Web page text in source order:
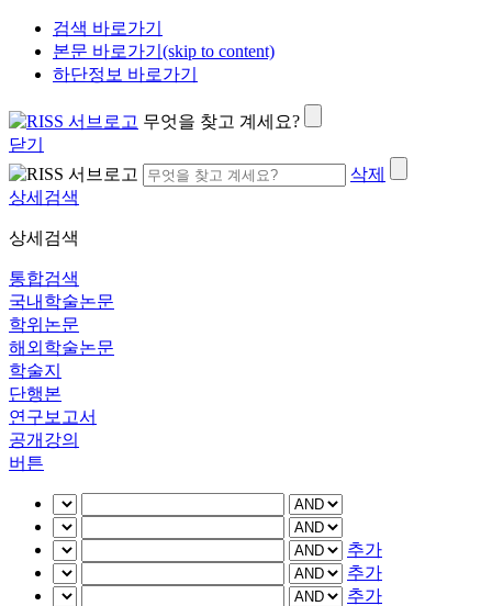
검색 바로가기
본문 바로가기(skip to content)
하단정보 바로가기
무엇을 찾고 계세요?
닫기
삭제
상세검색
상세검색
통합검색
국내학술논문
학위논문
해외학술논문
학술지
단행본
연구보고서
공개강의
버튼
추가
추가
추가